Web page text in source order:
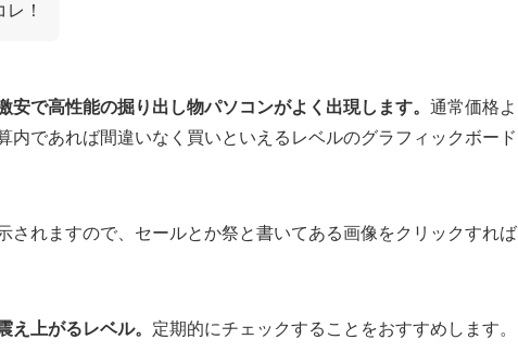
！
安で高性能の掘り出し物パソコンがよく出現します。 通常価格よ
内であれば間違いなく買いといえるレベルのグラフィックボード
されますので、セールとか祭と書いてある画像をクリックすれば
え上がるレベル。 定期的にチェックすることをおすすめします。